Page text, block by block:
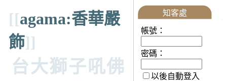
[[agama:香華嚴
飾]]
台大獅子吼佛
知客處
帳號：
密碼：
以後自動登入